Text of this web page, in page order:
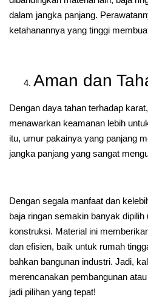
dalam jangka panjang.
ketahanannya yang tinggi
Aman dan
Dengan daya tahan terhadap
menawarkan keamanan lebih
itu, umur pakainya yang panjang
jangka panjang yang sangat
Dengan segala manfaat dan
baja ringan semakin banyak
konstruksi. Material ini
dan efisien, baik untuk rumah
bahkan bangunan industri. Jadi,
merencanakan pembangunan
jadi pilihan yang tepat!